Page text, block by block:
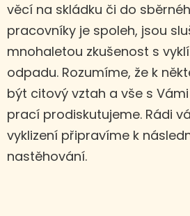
věcí na skládku či do
pracovníky je spoleh, jsou
mnohaletou zkušenost s
odpadu. Rozumíme, že k
být citový vztah a vše s
prací prodiskutujeme. Rádi
vyklizení připravíme k
nastěhování.